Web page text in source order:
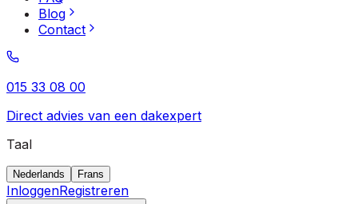
Blog
Contact
015 33 08 00
Direct advies van een dakexpert
Taal
Nederlands Frans
InloggenRegistreren